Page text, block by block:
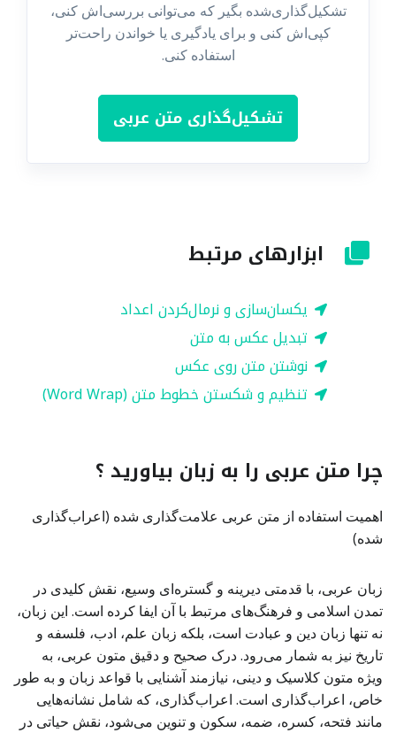
تشکیل‌گذاری‌شده بگیر که می‌توانی بررسی‌اش کنی،
کپی‌اش کنی و برای یادگیری یا خواندن راحت‌تر
استفاده کنی.
تشکیل‌گذاری متن عربی
ابزارهای مرتبط
یکسان‌سازی و نرمال‌کردن اعداد
تبدیل عکس به متن
نوشتن متن روی عکس
تنظیم و شکستن خطوط متن (Word Wrap)
چرا متن عربی را به زبان بیاورید ؟
اهمیت استفاده از متن عربی علامت‌گذاری شده (اعراب‌گذاری
شده)
زبان عربی، با قدمتی دیرینه و گستره‌ای وسیع، نقش کلیدی در
تمدن اسلامی و فرهنگ‌های مرتبط با آن ایفا کرده است. این زبان،
نه تنها زبان دین و عبادت است، بلکه زبان علم، ادب، فلسفه و
تاریخ نیز به شمار می‌رود. درک صحیح و دقیق متون عربی، به
ویژه متون کلاسیک و دینی، نیازمند آشنایی با قواعد زبان و به طور
خاص، اعراب‌گذاری است. اعراب‌گذاری، که شامل نشانه‌هایی
مانند فتحه، کسره، ضمه، سکون و تنوین می‌شود، نقش حیاتی در